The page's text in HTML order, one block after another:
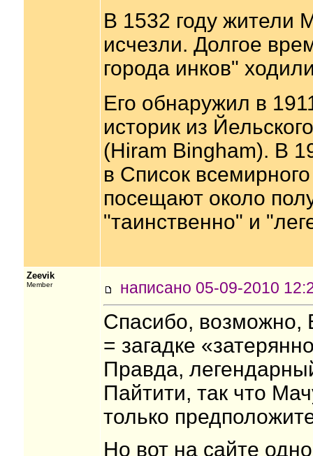
В 1532 году
исчезли. Долгое
города инков"
Его обнаружил в
историк из
(Hiram Bingham). В
в Список
посещают около
"таинственно" и
Zeevik
Member написано 05-09-2010
Спасибо, возможно,
= загадке
Правда,
Пайтити, так что
только
Но вот на сайте